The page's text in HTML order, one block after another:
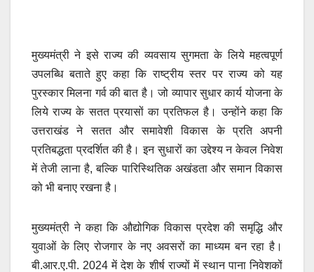
मुख्यमंत्री ने इसे राज्य की व्यवसाय सुगमता के लिये महत्वपूर्ण
उपलब्धि बताते हुए कहा कि राष्ट्रीय स्तर पर राज्य को यह
पुरस्कार मिलना गर्व की बात है। जो व्यापार सुधार कार्य योजना के
लिये राज्य के सतत प्रयासों का प्रतिफल है। उन्होंने कहा कि
उत्तराखंड ने सतत और समावेशी विकास के प्रति अपनी
प्रतिबद्धता प्रदर्शित की है। इन सुधारों का उद्देश्य न केवल निवेश
में तेजी लाना है, बल्कि पारिस्थितिक अखंडता और समान विकास
को भी बनाए रखना है।
मुख्यमंत्री ने कहा कि औद्योगिक विकास प्रदेश की समृद्धि और
युवाओं के लिए रोजगार के नए अवसरों का माध्यम बन रहा है।
बी.आर.ए.पी. 2024 में देश के शीर्ष राज्यों में स्थान पाना निवेशकों